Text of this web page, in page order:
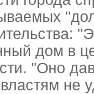
дом в
"Оно
не